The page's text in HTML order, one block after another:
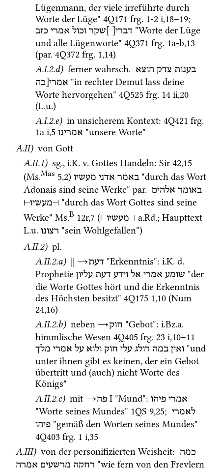
Lügenmann, der viele irreführte durch
Worte der Lüge" 4Q171 frg. 1-2 i,18–19
דברי[ ]שקר וכול אמרי כזב
"Worte der Lüge
und alle Lügenworte" 4Q371 frg. 1a-b,13
(par. 4Q372 frg. 1,14)
A.I.2.d) ferner wahrsch. בענות צדק הוצא
אמרי[כה "in rechter Demut lass deine
Worte hervorgehen" 4Q525 frg. 14 ii,20
(L.u.)
A.I.2.e) in unsicherem Kontext: 4Q421 frg.
1a i,5 אמרינו "unsere Worte"
A.II) von Gott
A.II.1) sg., i.K. v. Gottes Handeln: Sir 42,15
(Ms.Mas 5,2) באמר אדני מעשיו
"durch das Wort
Adonais sind seine Werke" par. באומר אלהים
⊢מעשיו⊣
"durch das Wort Gottes sind seine
Werke" Ms.B 12r,7 ( ⊢מעשיו⊣ a.Rd.
L.u. רצונו "sein Wohlgefallen")
A.II.2) pl.
A.II.2.a) || →דעת "Erkenntnis": i.K. d.
Prophetie
שומע אמרי אל וידע דעת עליון
"der
die Worte Gottes hört und die Erkenntnis
des Höchsten besitzt" 4Q175 1,10 (Num
24,16)
A.II.2.b) neben →חוק "Gebot": i.Bz.a.
himmlische Wesen 4Q405 frg. 23 i,10–11
ואין במה דולג עלי חוק ולוא על אמרי מלך
"und
unter ihnen gibt es keinen, der ein Gebot
übertritt und (auch) nicht Worte des
Königs"
A.II.2.c) mit →פה ‎ I "Mund": אמרי פיהו
"Worte seines Mundes" 1QS 9,25; לאמרי
פיהו
4Q403 frg. 1 i,35
A.III) von der personifizierten Weisheit: כמה
רחקה מרשעים אמרה "wie fern von den Frevlern